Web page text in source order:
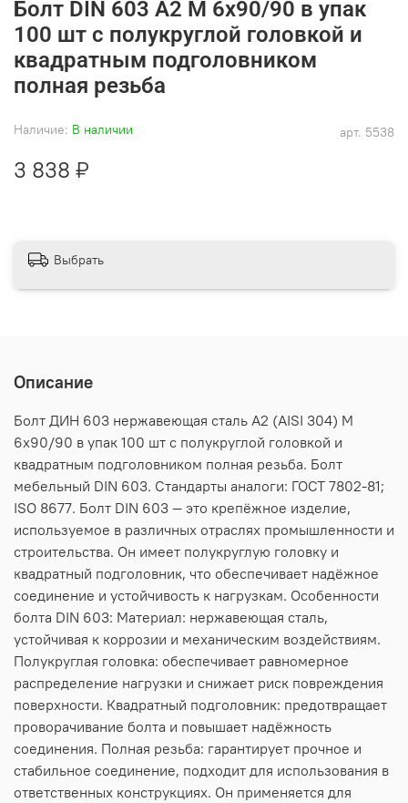
арт. 5538
Наличие: В наличии
Болт DIN 603 А2 M 6х90/90 в упак
100 шт с полукруглой головкой и
квадратным подголовником
полная резьба
3 838 ₽
Выбрать
Описание
Болт ДИН 603 нержавеющая сталь А2 (AISI 304) M
6х90/90 в упак 100 шт с полукруглой головкой и
квадратным подголовником полная резьба. Болт
мебельный DIN 603. Стандарты аналоги: ГОСТ 7802-81;
ISO 8677. Болт DIN 603 — это крепёжное изделие,
используемое в различных отраслях промышленности и
строительства. Он имеет полукруглую головку и
квадратный подголовник, что обеспечивает надёжное
соединение и устойчивость к нагрузкам. Особенности
болта DIN 603: Материал: нержавеющая сталь,
устойчивая к коррозии и механическим воздействиям.
Полукруглая головка: обеспечивает равномерное
распределение нагрузки и снижает риск повреждения
поверхности. Квадратный подголовник: предотвращает
проворачивание болта и повышает надёжность
соединения. Полная резьба: гарантирует прочное и
стабильное соединение, подходит для использования в
ответственных конструкциях. Он применяется для